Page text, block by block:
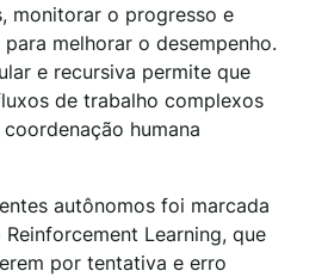
monitorar o progresso e
melhorar o desempenho.
e recursiva permite que
de trabalho complexos
humana
autônomos foi marcada
Learning, que
por tentativa e erro